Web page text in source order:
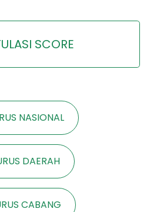
SCORE
NASIONAL
DAERAH
CABANG